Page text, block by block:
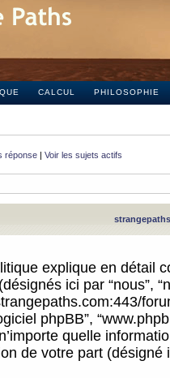
CALCUL PHILOSOPHIE
réponse | Voir les sujets actifs
explique en détail
ici par “nous”,
phpBB”,
quelle
de votre part (désigné